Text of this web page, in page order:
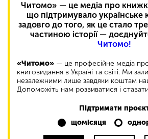
Читомо» — це медіа про
що підтримувало українське
задовго до того, як це стало
частиною історії —
Читомо!
«Читомо» — це професійне медіа
книговидання в Україні та світі. Ми
незалежними лише завдяки коштам
Допоможіть нам розвиватися і
Підтримати
щомісяця